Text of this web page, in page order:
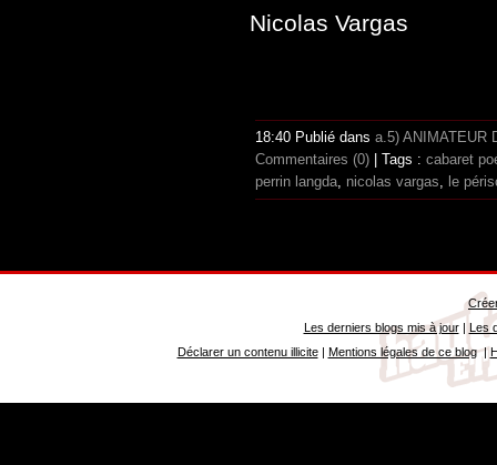
Nicolas Vargas
18:40 Publié dans a.5) ANIMATEUR
Commentaires (0) | Tags : cabaret
perrin langda nicolas vargas le
Les derniers blogs mis à jour|
Les
Déclarer un contenu illicite| Mentions légales de ce blog|